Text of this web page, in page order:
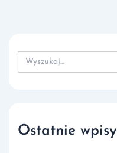
Search
for:
Ostatnie wpisy